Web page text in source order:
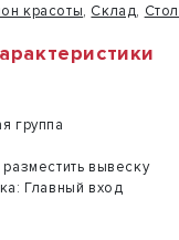
красоты, Склад,
группа
вывеску
Главный вход